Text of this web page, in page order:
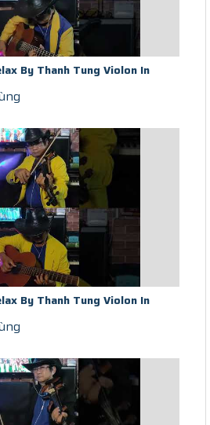
By Thanh Tung Violon In
Woman...
By Thanh Tung Violon In
A Whole...